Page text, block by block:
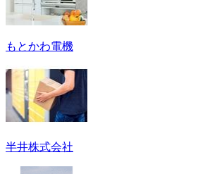
もとかわ電機
半井株式会社